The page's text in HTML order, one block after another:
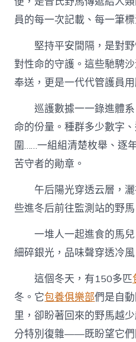
員的每一次記載、每一筆
堅持平安間隔，是對
對性命的守護。這些馳騁
奉送，更是一代代管護員
巡護數據一一錄進體
命的份量。種群多少數字
圍……一組組清楚枚舉、逐
苦守者的勛章。
午后陽光穿透云層，
些進冬后前往監測站的野
一堆人一起進食的馬
細碎銀光，品味聲穿透冷
這個冬天，有150多匹
冬。它包養俱樂部們是自動
里，卻盼著回來的野馬越
分特別復雜——既盼望它們